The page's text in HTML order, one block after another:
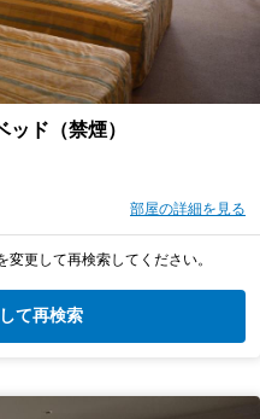
ド（禁煙）
部屋の詳細を見る
更して再検索してください。
て再検索